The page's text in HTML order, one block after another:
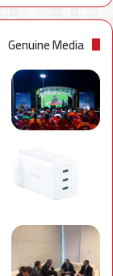
Genuine Media